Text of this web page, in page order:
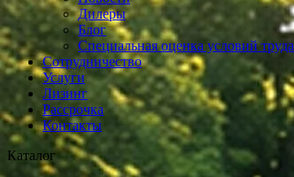
Дилеры
Блог
Специальная оценка условий труда
Сотрудничество
Услуги
Лизинг
Рассрочка
Контакты
Каталог